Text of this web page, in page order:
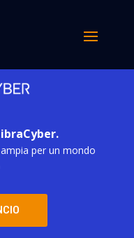
per un mondo